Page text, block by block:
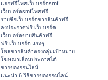
แจกฟรีโพสเว็บบอร์ดsmf
เว็บบอร์ดsmfโพสฟรี
รายชื่อเว็บบอร์ดขายสินค้าฟรี
ลงประกาศฟรี เว็บบอร์ด
เว็บบอร์ดขายสินค้าฟรี
ฟรี เว็บบอร์ด แรงๆ
โพสขายสินค้าตรงกลุ่มเป้าหมาย
โฆษณาเลื่อนประกาศได้
ขายของออนไลน์
แนะนำ 6 วิธีขายของออนไลน์